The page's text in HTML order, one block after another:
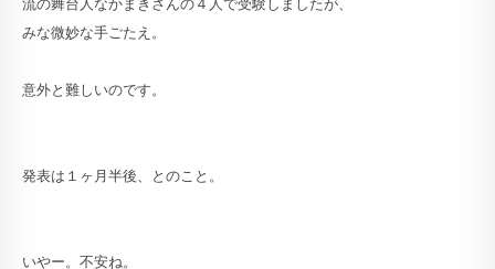
みな微妙な手ごたえ。
意外と難しいのです。
発表は１ヶ月半後、とのこと。
いやー。不安ね。